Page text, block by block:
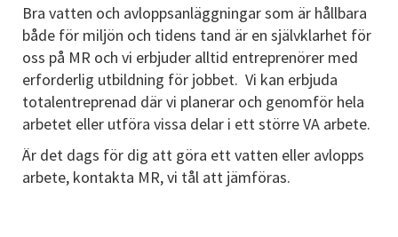
Bra vatten och avloppsanläggningar som är hållbara
både för miljön och tidens tand är en självklarhet för
oss på MR och vi erbjuder alltid entreprenörer med
erforderlig utbildning för jobbet. Vi kan erbjuda
totalentreprenad där vi planerar och genomför hela
arbetet eller utföra vissa delar i ett större VA arbete.
Är det dags för dig att göra ett vatten eller avlopps
arbete, kontakta MR, vi tål att jämföras.